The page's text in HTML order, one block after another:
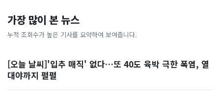
가장 많이 본 뉴스
누적 조회수가 높은 기사를 요약하여 보여줍니다.
[오늘 날씨]'입추 매직' 없다…또 40도 육박 극한 폭염, 열
대야까지 펄펄